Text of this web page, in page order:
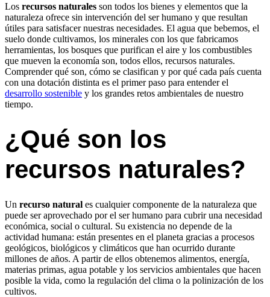
Los recursos naturales son todos los bienes y elementos que la
naturaleza ofrece sin intervención del ser humano y que resultan
útiles para satisfacer nuestras necesidades. El agua que bebemos, el
suelo donde cultivamos, los minerales con los que fabricamos
herramientas, los bosques que purifican el aire y los combustibles
que mueven la economía son, todos ellos, recursos naturales.
Comprender qué son, cómo se clasifican y por qué cada país cuenta
con una dotación distinta es el primer paso para entender el
desarrollo sostenible y los grandes retos ambientales de nuestro
tiempo.
¿Qué son los
recursos naturales?
Un recurso natural es cualquier componente de la naturaleza que
puede ser aprovechado por el ser humano para cubrir una necesidad
económica, social o cultural. Su existencia no depende de la
actividad humana: están presentes en el planeta gracias a procesos
geológicos, biológicos y climáticos que han ocurrido durante
millones de años. A partir de ellos obtenemos alimentos, energía,
materias primas, agua potable y los servicios ambientales que hacen
posible la vida, como la regulación del clima o la polinización de los
cultivos.